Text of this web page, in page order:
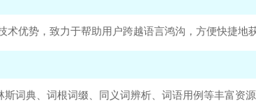
优势，致力于帮助用户跨越语言鸿沟，方便快捷地
词典、词根词缀、同义词辨析、词语用例等丰富资源